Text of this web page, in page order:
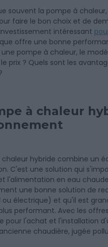
souvent la pompe à
faire le bon choix et de
intéressant
offre une bonne
pompe à chaleur, le
prix ? Quels sont les
à chaleur
chaleur hybride combine un
C'est une solution qui
l'alimentation en eau
une bonne solution de
ou électrique) et qu'il est
performant. Avec les
pour l'achat et l'installation
chaudière, jugée